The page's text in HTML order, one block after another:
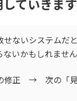
ていきま
せないシステムだ
いかもしれません
の修正 → 次の